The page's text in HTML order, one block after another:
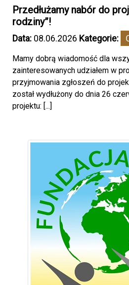
Przedłużamy nabór do
rodziny”!
Data: 08.06.2026 Kategorie:
Mamy dobrą wiadomość dla
zainteresowanych udziałem w
przyjmowania zgłoszeń do
został wydłużony do dnia 26
projektu: [...]